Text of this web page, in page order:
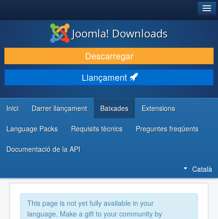
DESCARREGA & AMPLIA
DESCOBRIR & APRENDRE
COMUNITAT & SUPORT
RECURSOS PER DESENVOLUPADORS/ES
Joomla! Downloads
Descarregar
Llançament
Inici Darrer llançament Baixades Extensions
Language Packs Requisits tècnics Preguntes freqüents
Documentació de la API
Català
This page is not yet fully available in your
language. Make a gift to your community by